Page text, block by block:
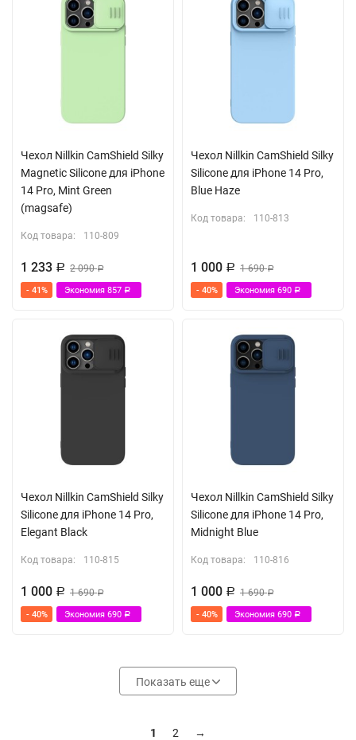
Чехол Nillkin CamShield Silky
Magnetic Silicone для iPhone
14 Pro, Mint Green
(magsafe)
Код товара: 110-809
1 233 Р 2 090Р
- 41% Экономия 857 Р
Чехол Nillkin CamShield Silky
Silicone для iPhone 14 Pro,
Blue Haze
Код товара: 110-813
1 000 Р 1 690Р
- 40% Экономия 690 Р
Чехол Nillkin CamShield Silky
Silicone для iPhone 14 Pro,
Elegant Black
Код товара: 110-815
1 000 Р 1 690Р
- 40% Экономия 690 Р
Чехол Nillkin CamShield Silky
Silicone для iPhone 14 Pro,
Midnight Blue
Код товара: 110-816
1 000 Р 1 690Р
- 40% Экономия 690 Р
Показать еще
1 2 →